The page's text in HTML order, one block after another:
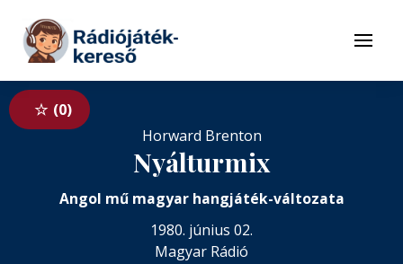
Tovább a tartalomhoz
Menü
0
Horward Brenton
Nyálturmix
Angol mű magyar hangjáték-változata
1980. június 02.
Magyar Rádió